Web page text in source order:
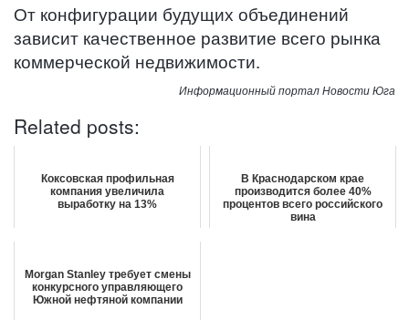
От конфигурации будущих объединений
зависит качественное развитие всего рынка
коммерческой недвижимости.
Информационный портал Новости Юга
Related posts:
Коксовская профильная
компания увеличила
выработку на 13%
В Краснодарском крае
производится более 40%
процентов всего российского
вина
Morgan Stanley требует смены
конкурсного управляющего
Южной нефтяной компании